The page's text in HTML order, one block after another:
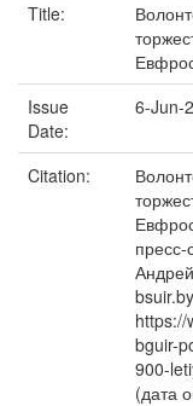
Title:
Issue
Date:
6-Jun-
Citation:
https://
bguir-
900-
(дата